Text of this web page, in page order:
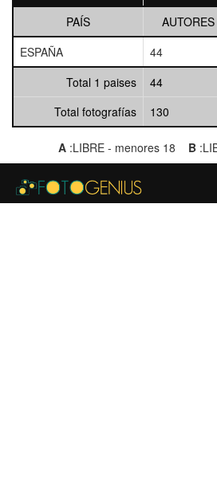
PAÍS
AUTORES
ESPAÑA
44
Total 1 paises
44
Total fotografías
130
A:LIBRE - menores 18 B